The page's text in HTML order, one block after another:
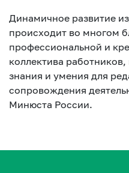
Динамичное развитие
происходит во многом
профессиональной и
коллектива
знания и умения для
сопровождения
Минюста России.